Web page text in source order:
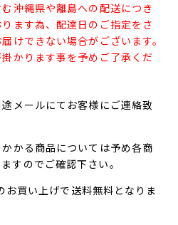
沖縄県や離島への配送につき
ます為、配達日のご指定をさ
けできない場合がございます。
かります事を予めご了承くだ
メールにてお客様にご連絡致
かる商品については予め各商
すのでご確認下さい。
買い上げで送料無料となりま